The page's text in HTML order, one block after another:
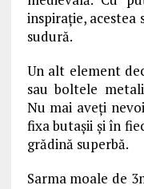
inspirație, acestea
sudură.
Un alt element
sau boltele
Nu mai aveți
fixa butașii și în
grădină superbă.
Sarma moale de